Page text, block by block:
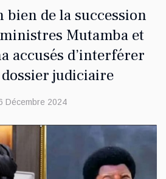
de la succession
Mutamba et
accusés d’interférer
judiciaire
Décembre 2024